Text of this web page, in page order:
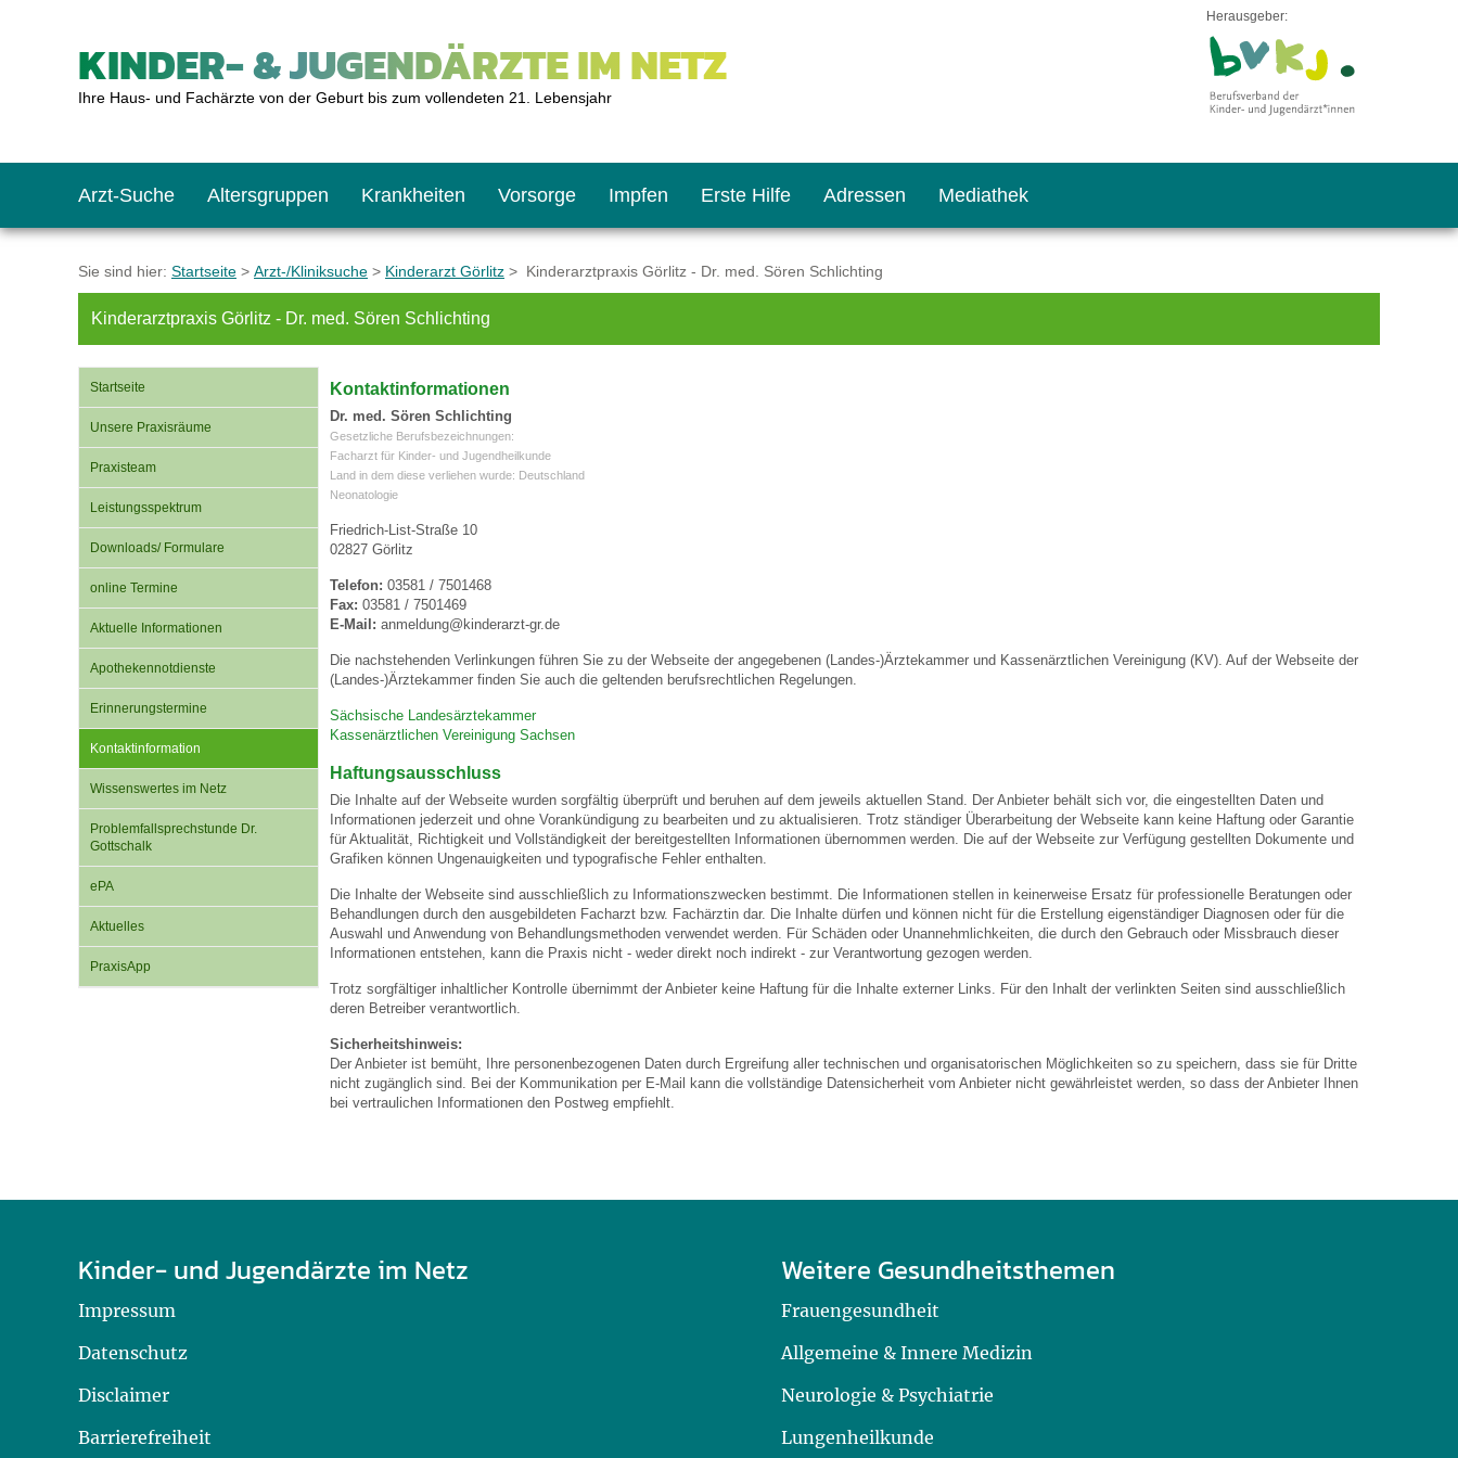
KINDER- & JUGENDÄRZTE IM NETZ
Ihre Haus- und Fachärzte von der Geburt bis zum vollendeten 21. Lebensjahr
Herausgeber:
Arzt-Suche Altersgruppen
Das erste Jahr
Schulkinder
Jugendliche
Krankheiten Vorsorge
Baby: U1 bis U6
Schulkind: U10 bis U11
Teenager: J1 bis J2
Impfen
Impfkalender
Was muss man beachten?
Impfreaktionen
Impfsicherheit
Häufige Fragen
Recht auf Impfung
Vorsorge- und Impferinnerung
Erste Hilfe
Notrufnummern
Hausapotheke
Sofortmaßnahmen
Notdienste
Adressen
Notdienste
Gesundheitsämter
Link-Tipps
Mediathek
BMI-Rechner
Blutdruckrechner
Wachstum-Rechner
Empfehlungen zum Bildschirmmediengebrauch
Hörlexikon
Material zu den Vorsorgen
Entwicklungskalender
Broschüren und Informationsflyer
Familienzeit gesund gestalten
U0-Vorsorge
Sie sind hier: Startseite > Arzt-/Kliniksuche > Kinderarzt Görlitz > Kinderarztpraxis Görlitz - Dr. med. Sören Schlichting
Kinderarztpraxis Görlitz - Dr. med. Sören Schlichting
Startseite
Unsere Praxisräume
Praxisteam
Leistungsspektrum
Downloads/ Formulare
online Termine
Aktuelle Informationen
Apothekennotdienste
Erinnerungstermine
Kontaktinformation
Wissenswertes im Netz
Problemfallsprechstunde Dr.
Gottschalk
ePA
Aktuelles
PraxisApp
Kontaktinformationen
Dr. med. Sören Schlichting
Gesetzliche Berufsbezeichnungen:
Facharzt für Kinder- und Jugendheilkunde
Land in dem diese verliehen wurde: Deutschland
Neonatologie
Friedrich-List-Straße 10
02827 Görlitz
Telefon: 03581 / 7501468
Fax: 03581 / 7501469
E-Mail: anmeldung@kinderarzt-gr.de
Die nachstehenden Verlinkungen führen Sie zu der Webseite der angegebenen (Landes-)Ärztekammer und Kassenärztlichen Vereinigung (KV). Auf der Webseite der
(Landes-)Ärztekammer finden Sie auch die geltenden berufsrechtlichen Regelungen.
Sächsische Landesärztekammer
Kassenärztlichen Vereinigung Sachsen
Haftungsausschluss
Die Inhalte auf der Webseite wurden sorgfältig überprüft und beruhen auf dem jeweils aktuellen Stand. Der Anbieter behält sich vor, die eingestellten Daten und
Informationen jederzeit und ohne Vorankündigung zu bearbeiten und zu aktualisieren. Trotz ständiger Überarbeitung der Webseite kann keine Haftung oder Garantie
für Aktualität, Richtigkeit und Vollständigkeit der bereitgestellten Informationen übernommen werden. Die auf der Webseite zur Verfügung gestellten Dokumente und
Grafiken können Ungenauigkeiten und typografische Fehler enthalten.
Die Inhalte der Webseite sind ausschließlich zu Informationszwecken bestimmt. Die Informationen stellen in keinerweise Ersatz für professionelle Beratungen oder
Behandlungen durch den ausgebildeten Facharzt bzw. Fachärztin dar. Die Inhalte dürfen und können nicht für die Erstellung eigenständiger Diagnosen oder für die
Auswahl und Anwendung von Behandlungsmethoden verwendet werden. Für Schäden oder Unannehmlichkeiten, die durch den Gebrauch oder Missbrauch dieser
Informationen entstehen, kann die Praxis nicht - weder direkt noch indirekt - zur Verantwortung gezogen werden.
Trotz sorgfältiger inhaltlicher Kontrolle übernimmt der Anbieter keine Haftung für die Inhalte externer Links. Für den Inhalt der verlinkten Seiten sind ausschließlich
deren Betreiber verantwortlich.
Sicherheitshinweis:
Der Anbieter ist bemüht, Ihre personenbezogenen Daten durch Ergreifung aller technischen und organisatorischen Möglichkeiten so zu speichern, dass sie für Dritte
nicht zugänglich sind. Bei der Kommunikation per E-Mail kann die vollständige Datensicherheit vom Anbieter nicht gewährleistet werden, so dass der Anbieter Ihnen
bei vertraulichen Informationen den Postweg empfiehlt.
Kinder- und Jugendärzte im Netz
Impressum
Datenschutz
Disclaimer
Barrierefreiheit
Weitere Gesundheitsthemen
Frauengesundheit
Allgemeine & Innere Medizin
Neurologie & Psychiatrie
Lungenheilkunde